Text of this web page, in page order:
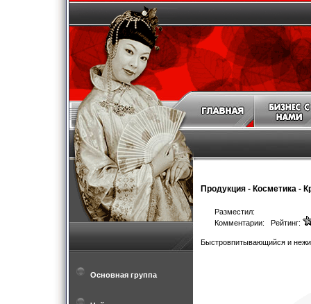
Основная группа
Продукция - Косметика -
Разместил:
Комментарии: Рейтинг:
Быстровпитывающийся и